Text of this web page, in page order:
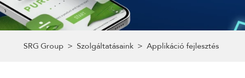
SRG Group > Szolgáltatásaink > Applikáció fejlesztés